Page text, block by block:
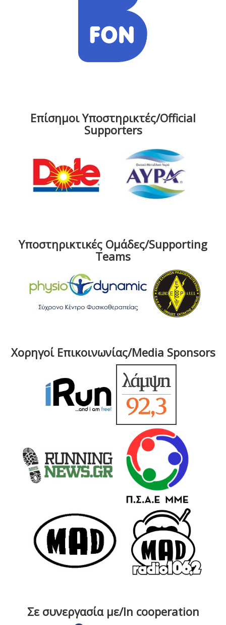
Επίσημοι Υποστηρικτές/Official
Supporters
Υποστηρικτικές Ομάδες/Supporting
Teams
Χορηγοί Επικοινωνίας/Media Sponsors
Σε συνεργασία με/In cooperation